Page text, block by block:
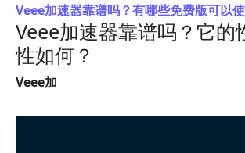
Veee加速器靠谱吗？有哪些免费版可以
Veee加速器靠谱吗？它的
性如何？
Veee加